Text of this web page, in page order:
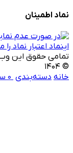
حقوق این
دسته‌بندی 0 سبد